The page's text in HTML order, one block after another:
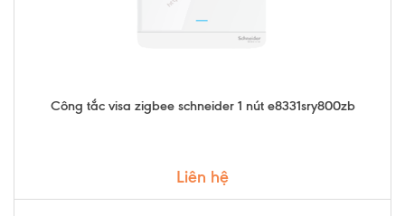
Công tắc visa zigbee schneider 1 nút e8331sry800zb
Liên hệ